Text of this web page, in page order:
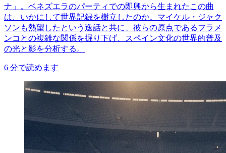
ナ」。ベネズエラのパーティでの即興から生まれたこの曲
は、いかにして世界記録を樹立したのか。マイケル・ジャク
ソンも熱望したという逸話と共に、彼らの原点であるフラメ
ンコとの複雑な関係を掘り下げ、スペイン文化の世界的普及
の光と影を分析する。
6 分で読めます